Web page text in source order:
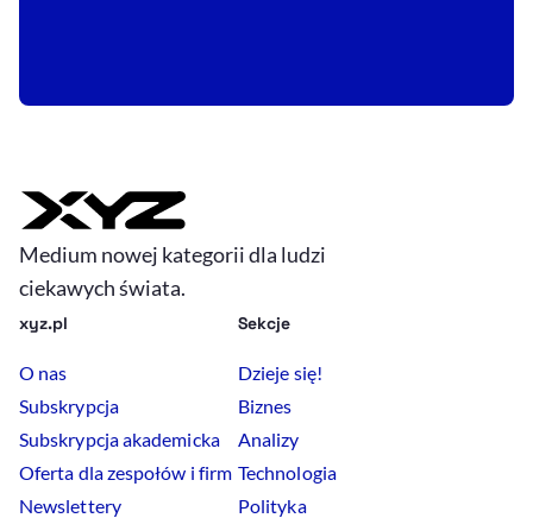
Medium nowej kategorii dla ludzi
ciekawych świata.
xyz.pl
O nas
Subskrypcja
Subskrypcja akademicka
Oferta dla zespołów i firm
Newslettery
Sekcje
Dzieje się!
Biznes
Analizy
Technologia
Polityka